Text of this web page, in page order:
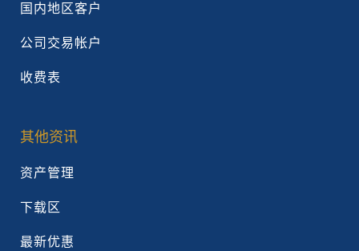
国内地区客户
公司交易帐户
收费表
其他资讯
资产管理
下载区
最新优惠